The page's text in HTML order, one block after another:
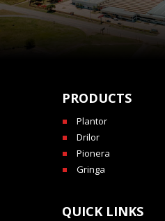
PRODUCTS
Plantor
Drilor
Pionera
Gringa
QUICK LINKS